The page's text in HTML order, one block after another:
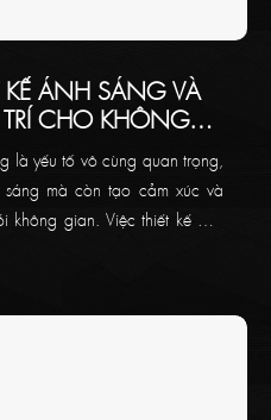
KẾ ÁNH SÁNG VÀ
CHO KHÔNG
là yếu tố vô cùng quan trọng,
mà còn tạo cảm xúc và
gian. Việc thiết kế đèn